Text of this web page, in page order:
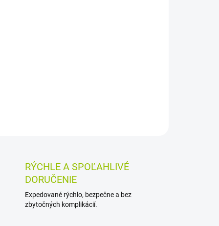
RÝCHLE A SPOĽAHLIVÉ
DORUČENIE
Expedované rýchlo, bezpečne a bez
zbytočných komplikácií.